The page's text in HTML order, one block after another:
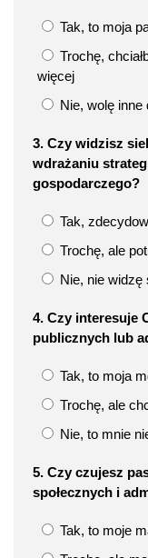
Tak, to moja
Trochę,
więcej
Nie, wolę inne
3. Czy widzisz
wdrażaniu
gospodarczego?
Tak,
Trochę, ale
Nie, nie
4. Czy interesuje
publicznych lub
Tak, to moja
Trochę, ale
Nie, to mnie
5. Czy czujesz
społecznych i
Tak, to moje